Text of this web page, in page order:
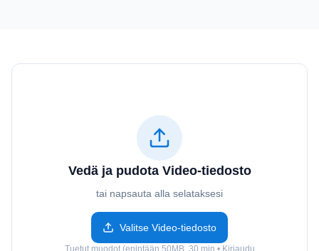
Vedä ja pudota Video-tiedosto
tai napsauta alla selataksesi
Valitse Video-tiedosto
Tuetut muodot (enintään 50MB, 30 min • Kirjaudu